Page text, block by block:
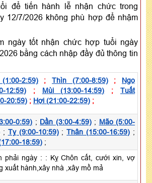
để tiến hành lễ nhận chức trong
12/7/2026 không phù hợp để nhậm
ngày tốt nhận chức hợp tuổi ngày
bằng cách nhập đầy đủ thông tin
2:59);Thìn (7:00-8:59); Ngọ
12:59) ; Mùi (13:00-14:59) ;Tuất
20:59) ; Hợi (21:00-22:59) ;
0:59) ; Dần (3:00-4:59); Mão (5:00-
; Tỵ (9:00-10:59);Thân (15:00-16:59) ;
18:59) ;
phải ngày : : Kỵ Chôn cất, cưới xin, vợ
xuất hành,xây nhà ,xây mồ mả